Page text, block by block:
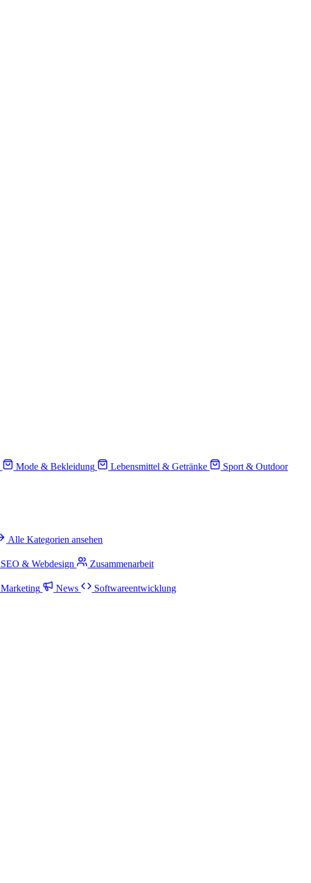
Mode & Bekleidung Lebensmittel & Getränke
Sport & Outdoor
Alle Kategorien ansehen
SEO & Webdesign
Zusammenarbeit
Marketing News
Softwareentwicklung